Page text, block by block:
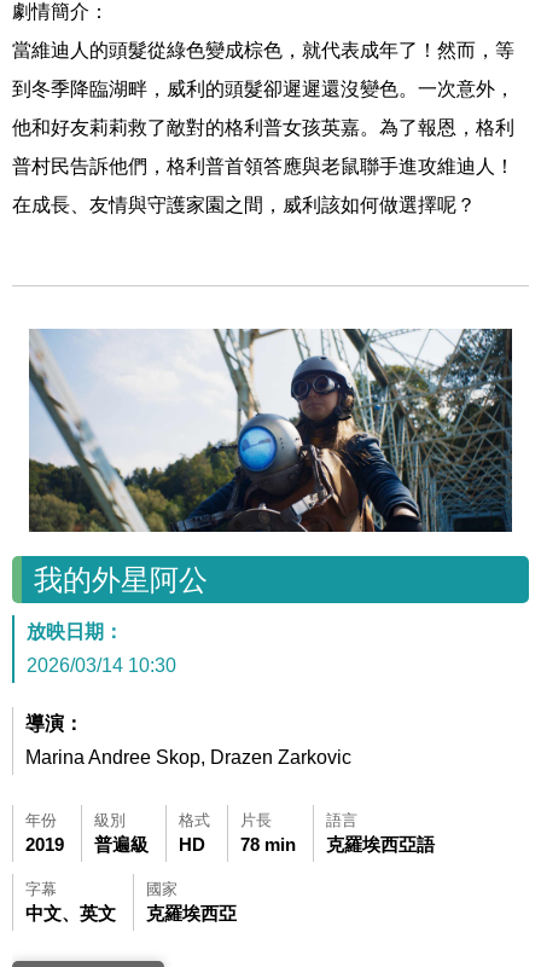
劇情簡介：
當維迪人的頭髮從綠色變成棕色，就代表成年了！然而，等
到冬季降臨湖畔，威利的頭髮卻遲遲還沒變色。一次意外，
他和好友莉莉救了敵對的格利普女孩英嘉。為了報恩，格利
普村民告訴他們，格利普首領答應與老鼠聯手進攻維迪人！
在成長、友情與守護家園之間，威利該如何做選擇呢？
我的外星阿公
放映日期：
2026/03/14 10:30
導演：
Marina Andree Skop, Drazen Zarkovic
年份
2019
級別
普遍級
格式
HD
片長
78 min
語言
克羅埃西亞語
字幕
中文、英文
國家
克羅埃西亞